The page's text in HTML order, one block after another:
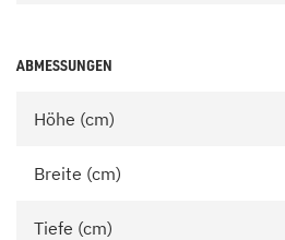
ABMESSUNGEN
Höhe (cm)
Breite (cm)
Tiefe (cm)